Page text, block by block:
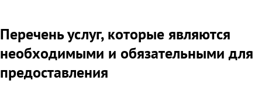
Перечень услуг, которые являются
необходимыми и обязательными для
предоставления